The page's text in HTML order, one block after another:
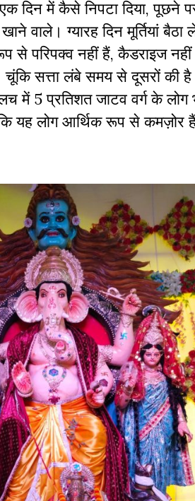
दिन में कैसे निपटा दिया, पूछने
वाले। ग्यारह दिन मूर्तियां
से परिपक्व नहीं हैं, कैडराइज
सत्ता लंबे समय से दूसरों की
में 5 प्रतिशत जाटव वर्ग के
यह लोग आर्थिक रूप से कमज़ोर हैं